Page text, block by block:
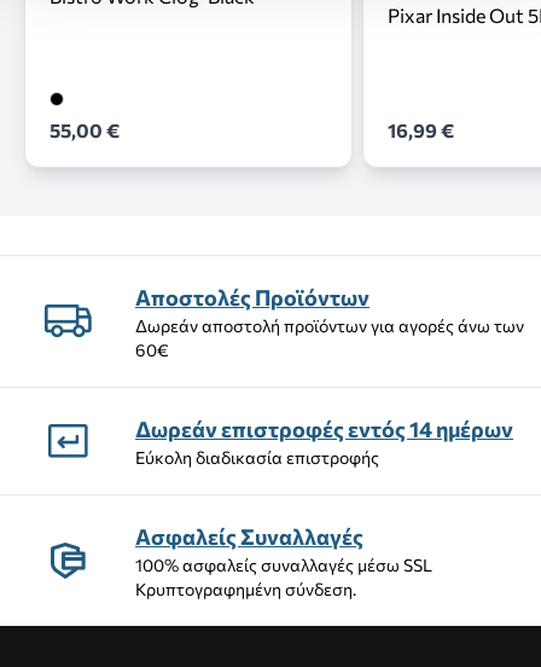
55,00 €
Pixar Inside Out
16,99 €
Αποστολές Προϊόντων
Δωρεάν αποστολή προϊόντων για αγορές άνω των
60€
Δωρεάν επιστροφές εντός 14 ημέρων
Εύκολη διαδικασία επιστροφής
Ασφαλείς Συναλλαγές
100% ασφαλείς συναλλαγές μέσω SSL
Κρυπτογραφημένη σύνδεση.